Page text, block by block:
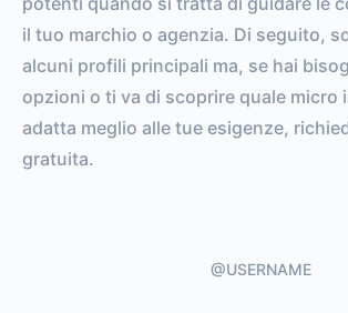
il tuo marchio o agenzia. Di seguito,
alcuni profili principali ma, se hai
opzioni o ti va di scoprire quale micro
adatta meglio alle tue esigenze,
gratuita.
@USERNAME